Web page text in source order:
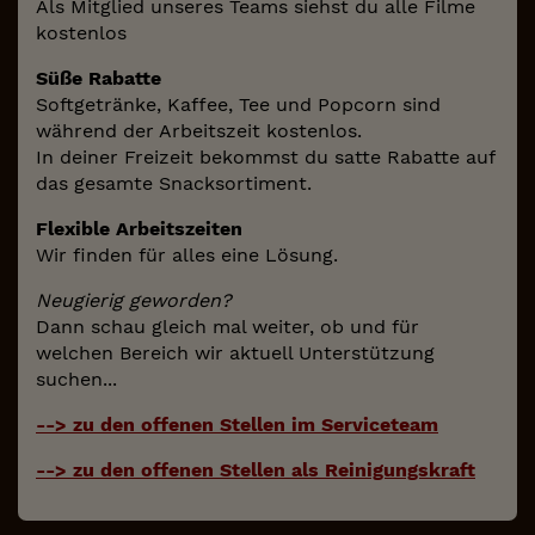
Als Mitglied unseres Teams siehst du alle Filme
kostenlos
Süße Rabatte
Softgetränke, Kaffee, Tee und Popcorn sind
während der Arbeitszeit kostenlos.
In deiner Freizeit bekommst du satte Rabatte auf
das gesamte Snacksortiment.
Flexible Arbeitszeiten
Wir finden für alles eine Lösung.
Neugierig geworden?
Dann schau gleich mal weiter, ob und für
welchen Bereich wir aktuell Unterstützung
suchen...
--> zu den offenen Stellen im Serviceteam
--> zu den offenen Stellen als Reinigungskraft